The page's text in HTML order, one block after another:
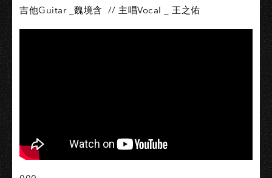
吉他Guitar _魏境含 // 主唱Vocal _ 王之佑